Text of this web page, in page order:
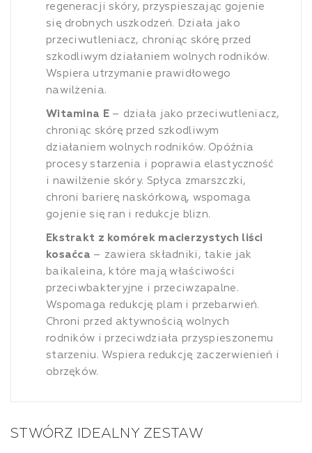
regeneracji skóry, przyspieszając gojenie
się drobnych uszkodzeń. Działa jako
przeciwutleniacz, chroniąc skórę przed
szkodliwym działaniem wolnych rodników.
Wspiera utrzymanie prawidłowego
nawilżenia.
Witamina E– działa jako przeciwutleniacz,
chroniąc skórę przed szkodliwym
działaniem wolnych rodników. Opóźnia
procesy starzenia i poprawia elastyczność
i nawilżenie skóry. Spłyca zmarszczki,
chroni barierę naskórkową, wspomaga
gojenie się ran i redukcje blizn.
Ekstrakt z komórek macierzystych liści
kosaćca – zawiera składniki, takie jak
baikaleina, które mają właściwości
przeciwbakteryjne i przeciwzapalne.
Wspomaga redukcję plam i przebarwień.
Chroni przed aktywnością wolnych
rodników i przeciwdziała przyspieszonemu
starzeniu. Wspiera redukcję zaczerwienień i
obrzęków.
STWÓRZ IDEALNY ZESTAW